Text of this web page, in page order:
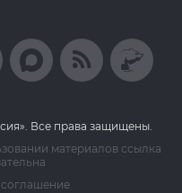
Все права защищены.
материалов ссылка